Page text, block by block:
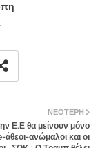
ΝΕΌΤΕΡΗ
Ε.Ε θα μείνουν μόνο
άθεοι-ανώμαλοι και οι